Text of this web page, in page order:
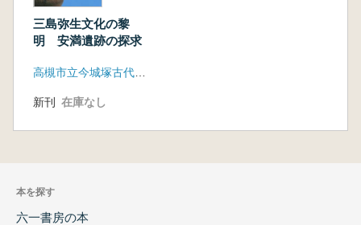
三島弥生文化の黎
明 安満遺跡の探求
新刊 在庫なし
本を探す
六一書房の本